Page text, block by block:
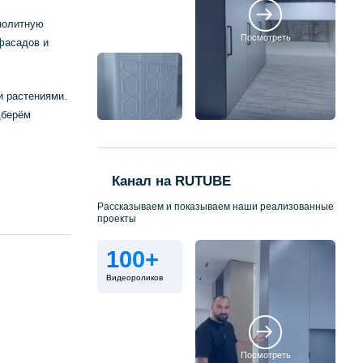
и
растениями.
Посмотреть
Канал на RUTUBE
Рассказываем и показываем наши реализованные
проекты
100+
Видеороликов
Посмотреть